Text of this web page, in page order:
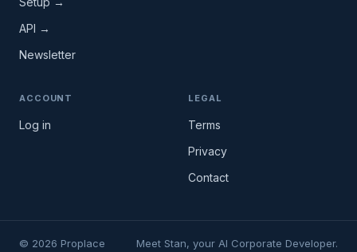
API →
Newsletter
ACCOUNT
Log in
LEGAL
Terms
Privacy
Contact
© 2026 Proplace Meet Stan, your AI Corporate Developer.